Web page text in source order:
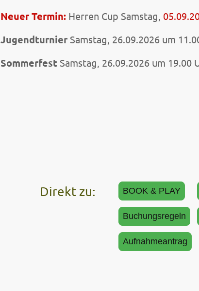
Neuer Termin: Herren Cup Samstag,
Jugendturnier Samstag, 26.09.2026 um
Sommerfest Samstag, 26.09.2026 um 19.00
Direkt zu:
Aufnahmeantrag
Buchungsregeln
BOOK & PLAY